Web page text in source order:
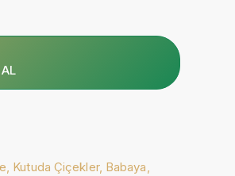
Kutuda Çiçekler, Babaya,